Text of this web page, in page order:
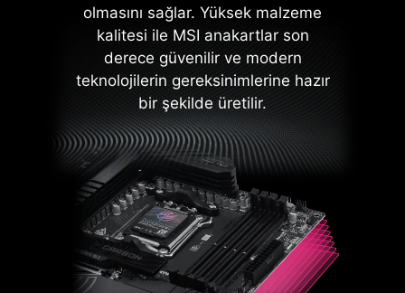
olmasını sağlar. Yüksek malzeme
kalitesi ile MSI anakartlar son
derece güvenilir ve modern
teknolojilerin gereksinimlerine hazır
bir şekilde üretilir.
bir sistem kararlılığı sağlar.
Donanımınızı güvende tutmaya
yönelik bu önlemler, MSI'ın
dayanıklılık ve kararlılıkta öncü
anakartlar üretmeye olan
bağlılığının altını çizmektedir.